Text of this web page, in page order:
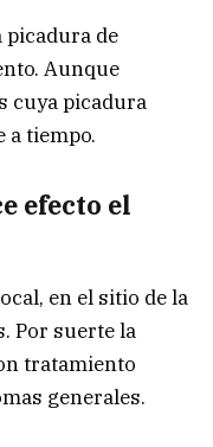
picadura de
Aunque
cuya picadura
a tiempo.
efecto el
en el sitio de la
Por suerte la
tratamiento
generales.